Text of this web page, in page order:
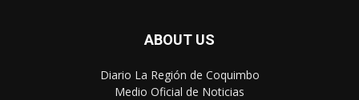
ABOUT US
Diario La Región de Coquimbo
Medio Oficial de Noticias